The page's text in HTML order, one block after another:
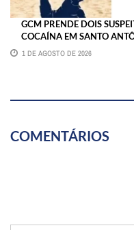
GCM PRENDE DOIS
COCAÍNA EM SANTO
1 DE AGOSTO DE 2026
COMENTÁRIOS